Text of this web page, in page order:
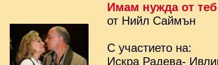
Имам нужда от теб
от Нийл Саймън
С участието на:
Искра Радева-